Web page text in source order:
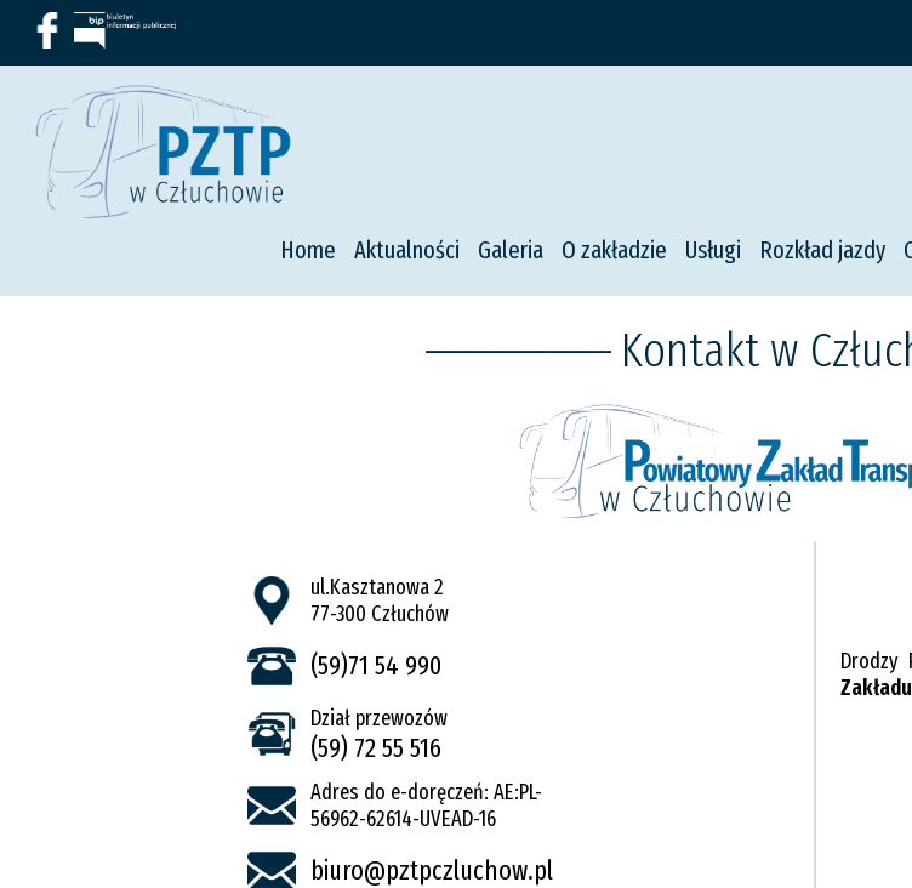
Home Aktualności Galeria O zakładzie Usługi Rozkład jazdy
------------------- Kontakt w
ul.Kasztanowa 2
77-300 Człuchów
(59)71 54 990
Dział przewozów
(59) 72 55 516
Adres do e-doręczeń: AE:PL-
56962-62614-UVEAD-16
biuro@pztpczluchow.pl
Drodzy